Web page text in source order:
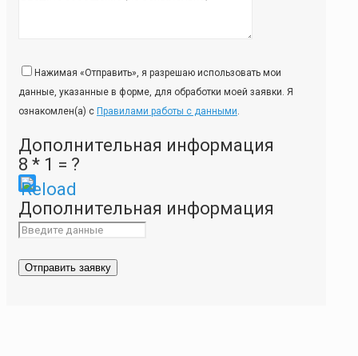
Нажимая «Отправить», я разрешаю использовать мои
данные, указанные в форме, для обработки моей заявки. Я
ознакомлен(а) с Правилами работы с данными.
Дополнительная информация
8 * 1 = ?
Please
enter
characters
Дополнительная информация